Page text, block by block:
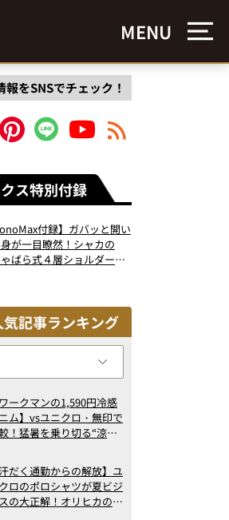
MENU
をSNSでチェック！
ス特別付録
付録】ガバッと開い
が一目瞭然！シャカの
ゃばら式４層ショルダーバ
記事ランキング
ワークマンの1,590円冷感
ム】vsユニクロ・無印で
！猛暑を乗り切る“涼感
定版
汗だく通勤からの解放】ユ
ロのポロシャツが夏ビジ
の大正解！オリヒカの透